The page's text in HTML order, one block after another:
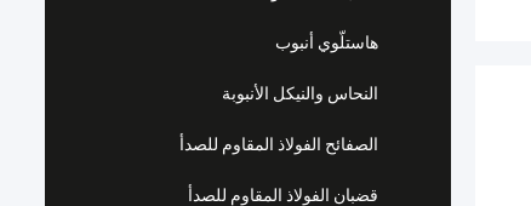
هاستلّوي أنبوب
النحاس والنيكل الأنبوبة
الصفائح الفولاذ المقاوم للصدأ
قضبان الفولاذ المقاوم للصدأ